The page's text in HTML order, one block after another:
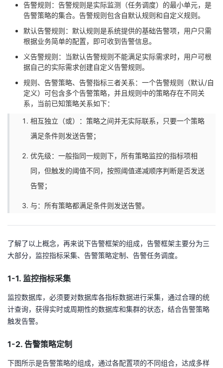
学
堂
我
的
课
我
的
证
我
实
的
持
我
的
技
术
支
我
的
云
声
告警规则：告警规则是实际监测（任务调度）的最小单元，是
告警策略的集合。告警规则包含自默认规则和自定义规则。
默认告警规则：默认规则是系统提供的基础告警项，用户只需
根据业务简单的配置，即可收到告警信息。
义告警规则：当默认告警规则不能满足实际需求时，用户可根
据自己的实际需求创建自定义告警规则。
规则、告警策略、告警指标三者关系：一个告警规则（默认/自
定义）可包含多个告警策略，并且规则中的策略存在不同关
系，当前已知策略关系如下：
相互独立（或）：策略之间并无实际联系，只要一个策略
满足条件则发送告警；
优先级：一般指同一规则下，所有策略监控的指标项相
同，但触发的阈值不同，按照阈值递减顺序判断是否发送
告警；
与：所有策略都满足条件则发送告警。
了解了以上概念，再来说下告警框架的组成，告警框架主要分为三
大部分，监控指标采集、告警策略定制、告警任务调度。
1-1. 监控指标采集
监控数据库，必须要对数据库各指标数据进行采集，通过合理的统
计查询，获得实时或周期性的数据库和集群的状态，结合告警策略
触发告警。
1-2. 告警策略定制
下图所示是告警策略的组成，通过各配置项的不同组合，达成多样